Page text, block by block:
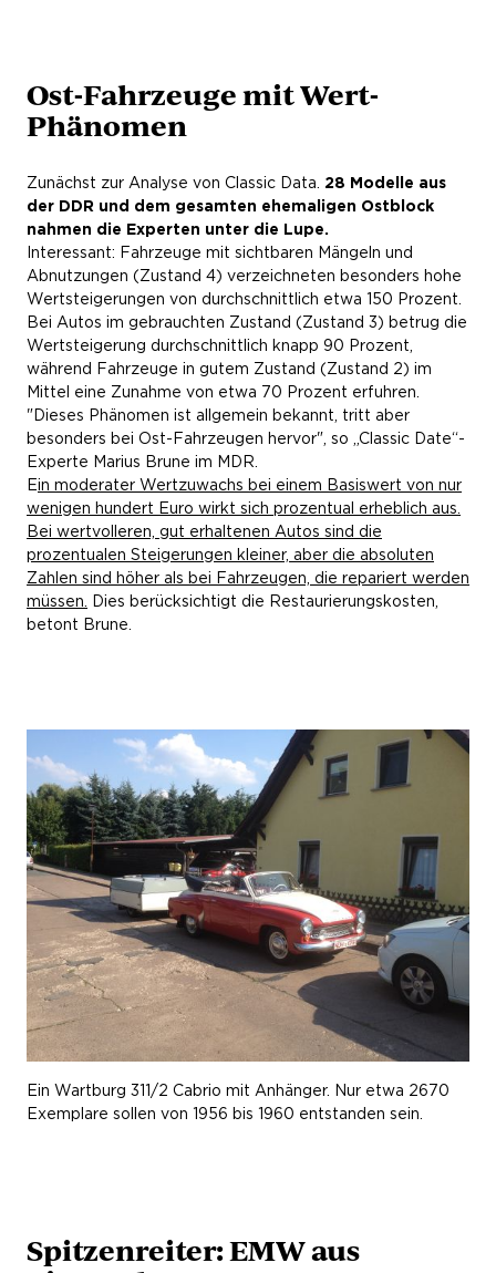
Ost-Fahrzeuge mit Wert-
Phänomen
Zunächst zur Analyse von Classic Data. 28 Modelle aus
der DDR und dem gesamten ehemaligen Ostblock
nahmen die Experten unter die Lupe.
Interessant: Fahrzeuge mit sichtbaren Mängeln und
Abnutzungen (Zustand 4) verzeichneten besonders hohe
Wertsteigerungen von durchschnittlich etwa 150 Prozent.
Bei Autos im gebrauchten Zustand (Zustand 3) betrug die
Wertsteigerung durchschnittlich knapp 90 Prozent,
während Fahrzeuge in gutem Zustand (Zustand 2) im
Mittel eine Zunahme von etwa 70 Prozent erfuhren.
"Dieses Phänomen ist allgemein bekannt, tritt aber
besonders bei Ost-Fahrzeugen hervor", so „Classic Date“-
Experte Marius Brune im MDR.
Ein moderater Wertzuwachs bei einem Basiswert von nur
wenigen hundert Euro wirkt sich prozentual erheblich aus.
Bei wertvolleren, gut erhaltenen Autos sind die
prozentualen Steigerungen kleiner, aber die absoluten
Zahlen sind höher als bei Fahrzeugen, die repariert werden
müssen.
Dies berücksichtigt die Restaurierungskosten,
betont Brune.
Ein Wartburg 311/2 Cabrio mit Anhänger. Nur etwa 2670
Exemplare sollen von 1956 bis 1960 entstanden sein.
Spitzenreiter: EMW aus